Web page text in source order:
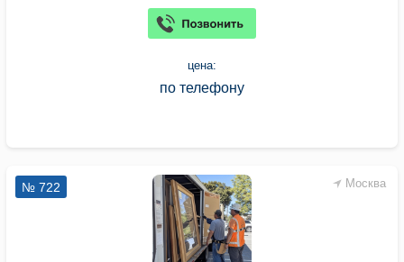
цена:
по телефону
Москва
№ 722